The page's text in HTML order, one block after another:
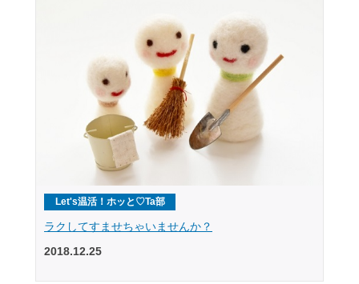
Let's温活！ホッと♡Ta部
ラクしてすませちゃいませんか？
2018.12.25